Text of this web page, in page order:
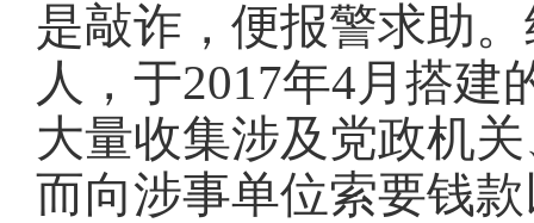
是敲诈，便报警求助
人，于2017年4月搭
大量收集涉及党政机
而向涉事单位索要钱